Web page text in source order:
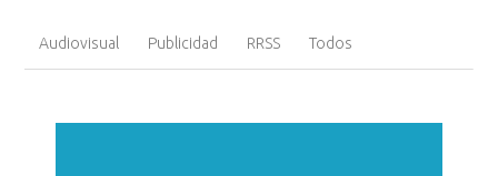
Audiovisual Publicidad RRSS Todos